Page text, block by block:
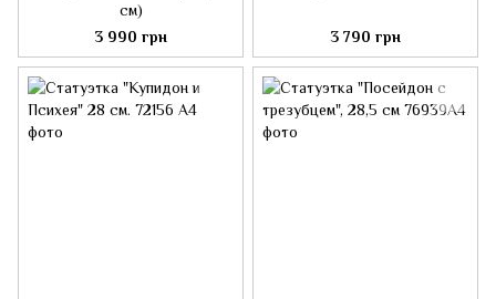
см)
3 990 грн
3 790 грн